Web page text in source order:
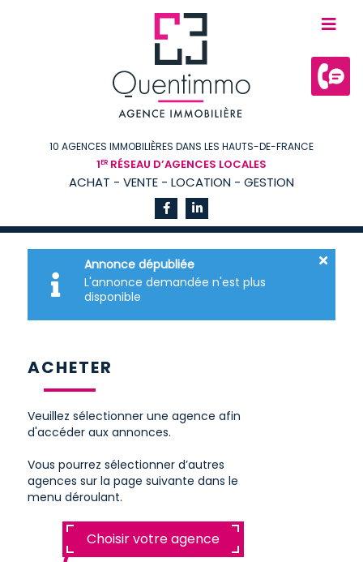
10 AGENCES IMMOBILIÈRES DANS LES HAUTS-DE-FRANCE
1ER RÉSEAU D’AGENCES LOCALES
ACHAT - VENTE - LOCATION - GESTION
Annonce dépubliée
L'annonce demandée n'est plus
disponible
ACHETER
Veuillez sélectionner une agence afin
d'accéder aux annonces.
Vous pourrez sélectionner d’autres
agences sur la page suivante dans le
menu déroulant.
Choisir votre agence